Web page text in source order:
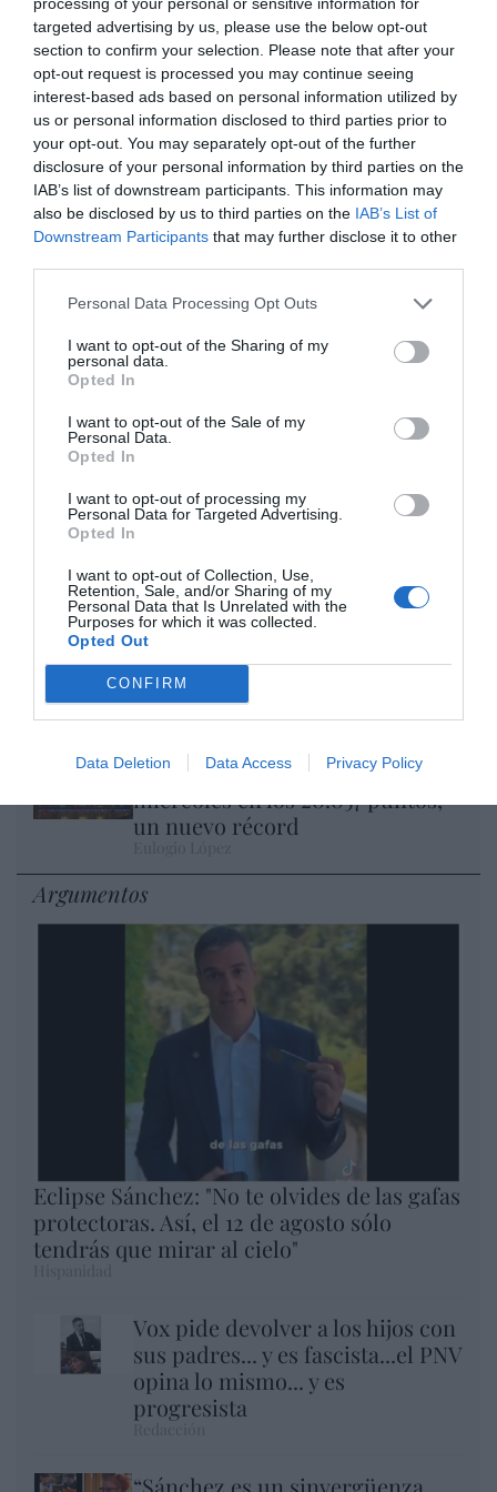
targeted advertising by us, please use the below opt-out
section to confirm your selection. Please note that after your
opt-out request is processed you may continue seeing
interest-based ads based on personal information utilized by
us or personal information disclosed to third parties prior to
your opt-out. You may separately opt-out of the further
disclosure of your personal information by third parties on the
IAB’s list of downstream participants. This information may
also be disclosed by us to third parties on the IAB’s List of
Downstream Participants that may further disclose it to other
Personal Data Processing Opt Outs
I want to opt-out of the Sharing of my
personal data.
Opted In
I want to opt-out of the Sale of my
Personal Data.
Opted In
I want to opt-out of processing my
Personal Data for Targeted Advertising.
Opted In
I want to opt-out of Collection, Use,
Retention, Sale, and/or Sharing of my
Personal Data that Is Unrelated with the
Purposes for which it was collected.
Opted Out
CONFIRM
Data Deletion Data Access Privacy Policy
Oír se manifiesta delante de La Mareta:
“Pedro Sánchez es un criminal”
por Redacción
Artículos anteriores
Opinión
Enormes minucias
por Eulogio López
Nokia, Ericsson... Huawei: lo que importan
son las patentes
Eulogio López
Isabel Pantoja pierde dos pleitos
con Hacienda por 700.000
euros... suma y sigue
Eulogio López
El IBEX 35 cerró la sesión del
miércoles en los 20.057 puntos,
un nuevo récord
Argumentos
Eclipse Sánchez: "No te olvides de las gafas
protectoras. Así, el 12 de agosto sólo
tendrás que mirar al cielo"
Vox pide devolver a los hijos con
sus padres... y es fascista...el PNV
opina lo mismo... y es
progresista